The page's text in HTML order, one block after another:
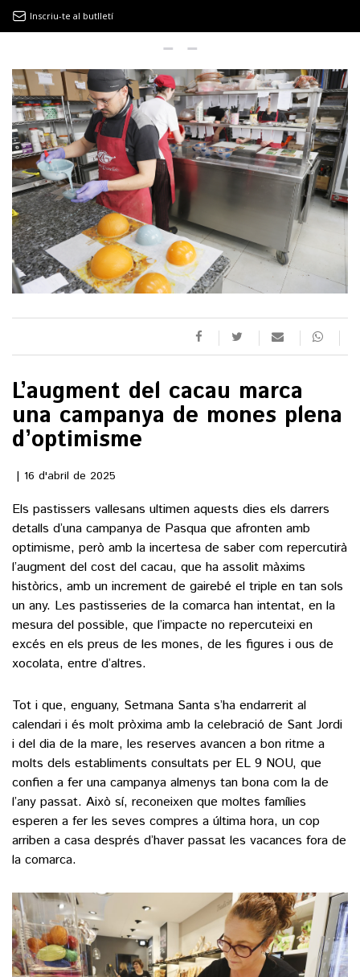
9MAGAZÍN
EL CLÀSSIC | ALBERT PLA
“LA VIDA ÉS COM LA MAR: SEMPRE BUSCA L’EQUILIBRI”
NOVETATS DISCOGRÀFIQUES
EL CLÀSSIC | ELS 3 TAMBORS
TEMÀTIQUES
()
()
SOCIETAT
ECONOMIA
VEURE TOTES
FUTBOL
HOQUEI PATINS
MOTOR
CULTURA
ARTS ESCÈNIQUES
CULTURA POPULAR
LLIBRES
SUPLEMENTS
FOTOGALERIES
9MAGAZÍN
BLOGOSFERA
Inscriu-te al butlletí
L’augment del cacau marca
una campanya de mones plena
d’optimisme
16 d'abril de 2025
Els pastissers vallesans ultimen aquests dies els darrers
detalls d’una campanya de Pasqua que afronten amb
optimisme, però amb la incertesa de saber com repercutirà
l’augment del cost del cacau, que ha assolit màxims
històrics, amb un increment de gairebé el triple en tan sols
un any. Les pastisseries de la comarca han intentat, en la
mesura del possible, que l’impacte no repercuteixi en
excés en els preus de les mones, de les figures i ous de
xocolata, entre d’altres.
Tot i que, enguany, Setmana Santa s’ha endarrerit al
calendari i és molt pròxima amb la celebració de Sant Jordi
i del dia de la mare, les reserves avancen a bon ritme a
molts dels establiments consultats per EL 9 NOU, que
confien a fer una campanya almenys tan bona com la de
l’any passat. Això sí, reconeixen que moltes famílies
esperen a fer les seves compres a última hora, un cop
arriben a casa després d’haver passat les vacances fora de
la comarca.